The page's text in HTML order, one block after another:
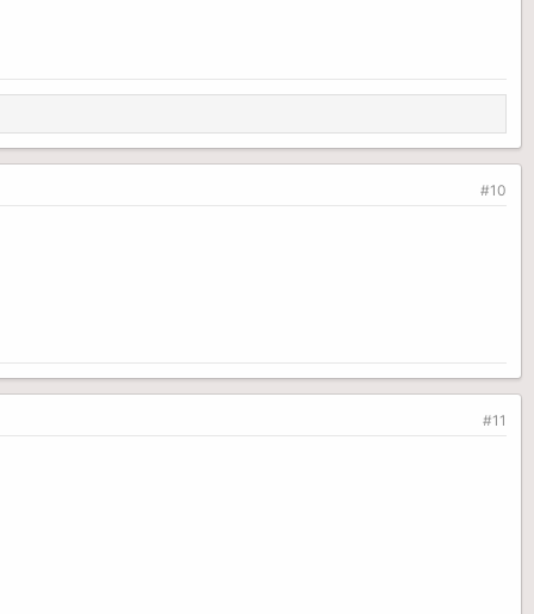
#10
#11